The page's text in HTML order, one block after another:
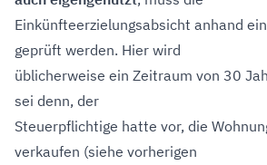
Einkünfteerzielungsabsicht anhand
geprüft werden. Hier wird
üblicherweise ein Zeitraum von 30
sei denn, der
Steuerpflichtige hatte vor, die
verkaufen (siehe vorherigen